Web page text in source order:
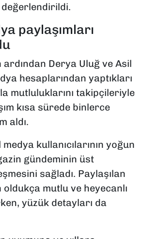
paylaşımları
Derya Uluğ ve Asil
hesaplarından yaptıkları
mutluluklarını takipçileriyle
kısa sürede binlerce
aldı.
kullanıcılarının yoğun
gündeminin üst
sağladı. Paylaşılan
mutlu ve heyecanlı
yüzük detayları da